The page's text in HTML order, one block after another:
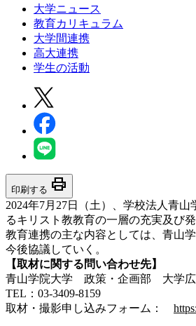
大学ニュース
教育カリキュラム
大学間連携
高大連携
学生の活動
印刷する print
2024年7月27日（土）、学校法人青
るキリスト教教育の一層の充実及び
教育連携の主な内容としては、青山
今後協議していく。
【取材に関する問い合わせ先】
青山学院大学 政策・企画部 大学広
TEL：03-3409-8159
取材・撮影申し込みフォーム：